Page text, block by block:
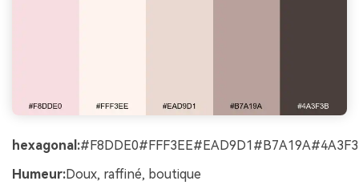
hexagonal:
Humeur:Doux, raffiné, boutique